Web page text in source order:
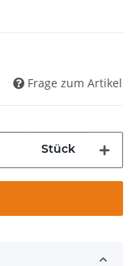
Frage zum Artikel
Stück